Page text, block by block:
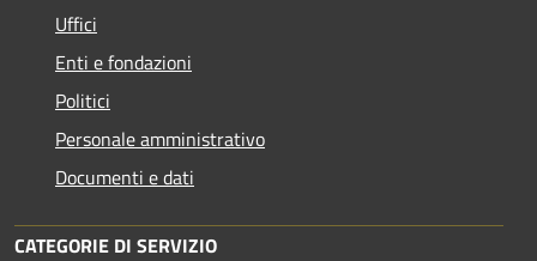
Uffici
Enti e fondazioni
Politici
Personale amministrativo
Documenti e dati
CATEGORIE DI SERVIZIO